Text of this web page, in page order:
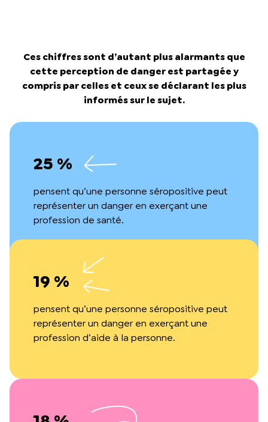
Ces chiffres sont d’autant plus alarmants que
cette perception de danger est partagée y
compris par celles et ceux se déclarant les plus
informés sur le sujet.
25 %
pensent qu’une personne séropositive peut
représenter un danger en exerçant une
profession de santé.
19 %
pensent qu’une personne séropositive peut
représenter un danger en exerçant une
profession d’aide à la personne.